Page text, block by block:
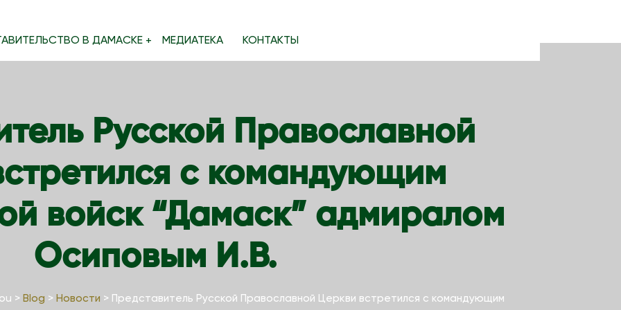
В ДАМАСКЕ МЕДИАТЕКА КОНТАКТЫ
Русской Православной
с командующим
войск “Дамаск” адмиралом
Осиповым И.В.
> Blog > Новости > Представитель Русской Православной Церкви встретился с командующим